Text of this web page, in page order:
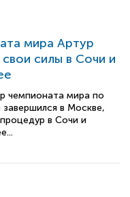
мира Артур
свои силы в Сочи и
чемпионата мира по
в Москве,
в Сочи и